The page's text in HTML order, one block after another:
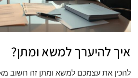
איך להיערך למשא ומתן?
להכין את עצמכם למשא ומתן זה חשוב